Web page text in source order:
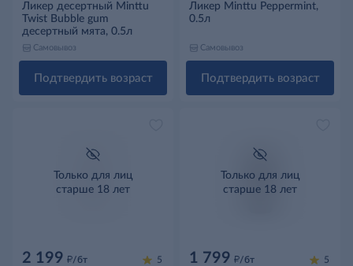
Ликер десертный Minttu
Twist Bubble gum
десертный мята, 0.5л
Самовывоз
Подтвердить возраст
Ликер Minttu Peppermint,
0.5л
Самовывоз
Подтвердить возраст
Только для лиц
старше 18 лет
2 199 д/бт 5
Только для лиц
старше 18 лет
1 799 д/бт 5